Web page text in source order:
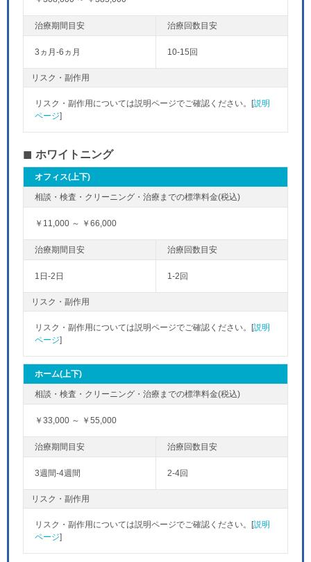
3ヵ月-6ヵ月 10-15回
リスク・副作用
リスク・副作用については説明ページでご確認ください。[説明
ページ]
ホワイトニング
オフィス(上下)
￥11,000 ～ ￥66,000
1日-2日 1-2回
リスク・副作用
リスク・副作用については説明ページでご確認ください。[説明
ページ]
ホーム(上下)
￥33,000 ～ ￥55,000
3週間-4週間 2-4回
リスク・副作用
リスク・副作用については説明ページでご確認ください。[説明
ページ]